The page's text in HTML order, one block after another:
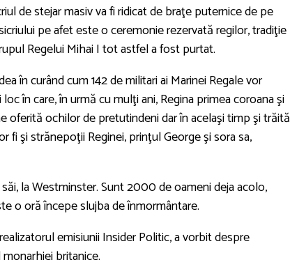
de stejar masiv va fi ridicat de braţe puternice de pe
pe afet este o ceremonie rezervată regilor, tradiţie
Regelui Mihai I tot astfel a fost purtat.
în curând cum 142 de militari ai Marinei Regale vor
în care, în urmă cu mulţi ani, Regina primea coroana şi
oferită ochilor de pretutindeni dar în acelaşi timp şi trăită
fi şi strănepoţii Reginei, prinţul George şi sora sa,
la Westminster. Sunt 2000 de oameni deja acolo,
o oră începe slujba de înmormântare.
emisiunii Insider Politic, a vorbit despre
britanice.